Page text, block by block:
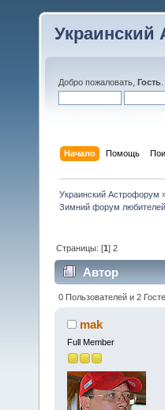
Украинский
Добро пожаловать, Гость
Начало Помощь
Украинский Астрофорум
Зимний форум
Страницы: [1]2
Автор
(Прочитано
0 Пользователей и 2
mak
Full Member